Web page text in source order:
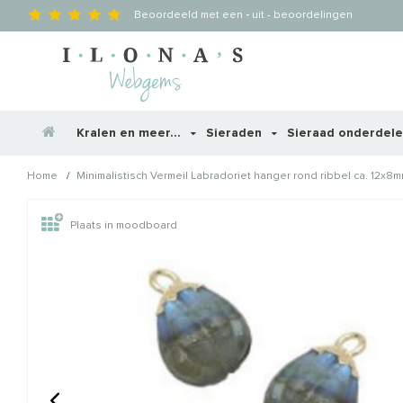
Beoordeeld met een - uit - beoordelingen
Kralen en meer... Sieraden Sieraad
Home / Minimalistisch Vermeil Labradoriet hanger rond ribbel ca.
Wellicht zijn deze
STAFFELKORTING
Plaats in moodboard